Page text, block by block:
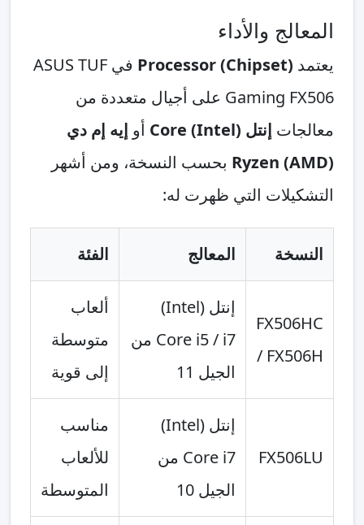
المعالج والأداء
يعتمد Processor (Chipset)
في ASUS TUF
Gaming FX506 على أجيال متعددة من
معالجات إنتل (Intel) Core أو إيه إم دي
(AMD) Ryzen
بحسب النسخة، ومن أشهر
التشكيلات التي ظهرت له:
النسخة المعالج الفئة
FX506HC
/ FX506H
إنتل (Intel)
Core i5 / i7 من
الجيل 11
ألعاب
متوسطة
إلى قوية
FX506LU
إنتل (Intel)
Core i7 من
الجيل 10
مناسب
للألعاب
المتوسطة